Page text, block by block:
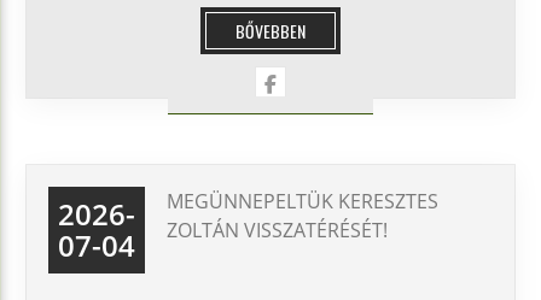
BŐVEBBEN
2026-
07-04
MEGÜNNEPELTÜK KERESZTES
ZOLTÁN VISSZATÉRÉSÉT!